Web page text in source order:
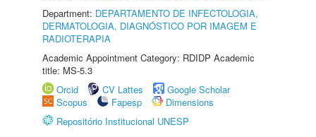
Department: DEPARTAMENTO DE INFECTOLOGIA,
DERMATOLOGIA, DIAGNÓSTICO POR IMAGEM E
RADIOTERAPIA
Academic Appointment Category: RDIDP Academic
title: MS-5.3
Orcid
CV Lattes
Google Scholar
Scopus
Fapesp
Dimensions
Repositório Institucional UNESP